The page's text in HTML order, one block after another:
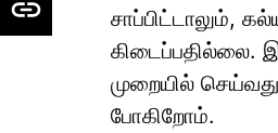
சாப்பிட்டாலும்,
கிடைப்பதில்லை.
முறையில்
போகிறோம்.